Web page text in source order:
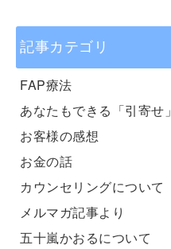
記事カテゴリ
FAP療法
あなたもできる「引寄せ」
お客様の感想
お金の話
カウンセリングについて
メルマガ記事より
五十嵐かおるについて